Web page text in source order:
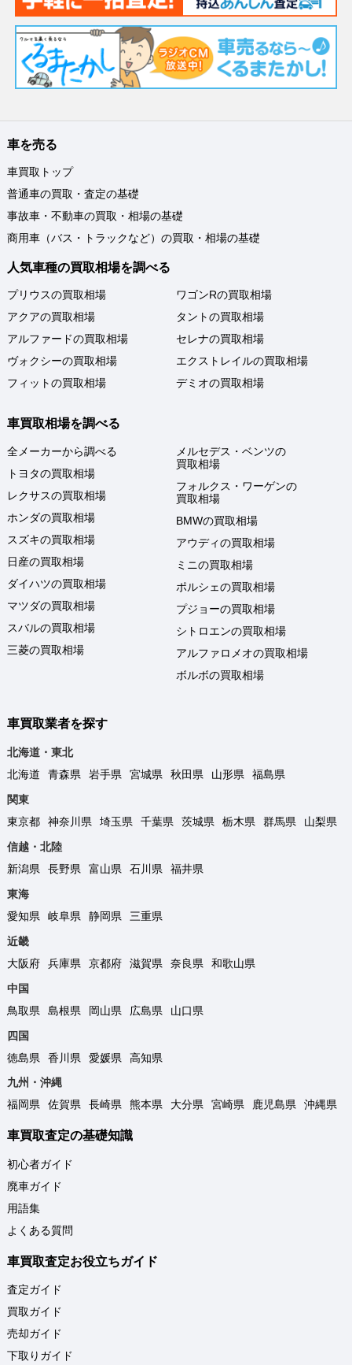
車を売る
車買取トップ
普通車の買取・査定の基礎
事故車・不動車の買取・相場の基礎
商用車（バス・トラックなど）の買取・相場の基礎
人気車種の買取相場を調べる
プリウスの買取相場
アクアの買取相場
アルファードの買取相場
ヴォクシーの買取相場
フィットの買取相場
ワゴンRの買取相場
タントの買取相場
セレナの買取相場
エクストレイルの買取相場
デミオの買取相場
車買取相場を調べる
全メーカーから調べる
トヨタの買取相場
レクサスの買取相場
ホンダの買取相場
スズキの買取相場
日産の買取相場
ダイハツの買取相場
マツダの買取相場
スバルの買取相場
三菱の買取相場
メルセデス・ベンツの
買取相場
フォルクス・ワーゲンの
買取相場
BMWの買取相場
アウディの買取相場
ミニの買取相場
ポルシェの買取相場
プジョーの買取相場
シトロエンの買取相場
アルファロメオの買取相場
ボルボの買取相場
車買取業者を探す
北海道・東北
北海道
青森県 岩手県 宮城県 秋田県 山形県
福島県
関東
東京都
神奈川県 埼玉県 千葉県 茨城県 栃木県 群馬県
山梨県
信越・北陸
新潟県
長野県 富山県 石川県
福井県
東海
愛知県
岐阜県 静岡県
三重県
近畿
大阪府
兵庫県 京都府 滋賀県 奈良県
和歌山県
中国
鳥取県
島根県 岡山県 広島県
山口県
四国
徳島県
香川県 愛媛県
高知県
九州・沖縄
福岡県
佐賀県 長崎県 熊本県 大分県 宮崎県 鹿児島県 沖縄県
車買取査定の基礎知識
初心者ガイド
廃車ガイド
用語集
よくある質問
車買取査定お役立ちガイド
査定ガイド
買取ガイド
売却ガイド
下取りガイド